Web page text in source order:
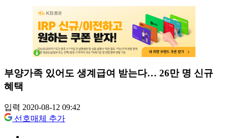
부양가족 있어도 생계급여 받는다… 26만 명 신규
혜택
입력 2020-08-12 09:42
선호매체 추가